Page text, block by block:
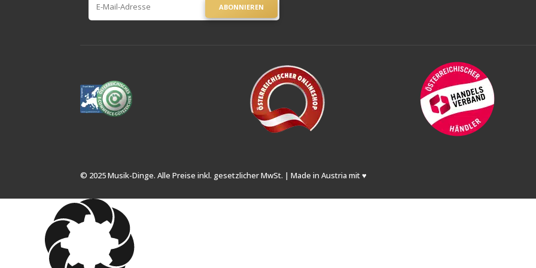
ABONNIEREN
© 2025 Musik-Dinge. Alle Preise inkl. gesetzlicher MwSt. | Made in Austria mit ♥